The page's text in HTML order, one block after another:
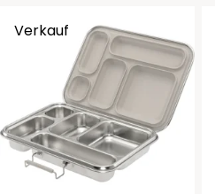
Verkauf